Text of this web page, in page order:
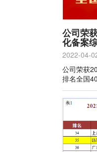
公司荣
化备案
2022-04-
公司荣获
排名全国